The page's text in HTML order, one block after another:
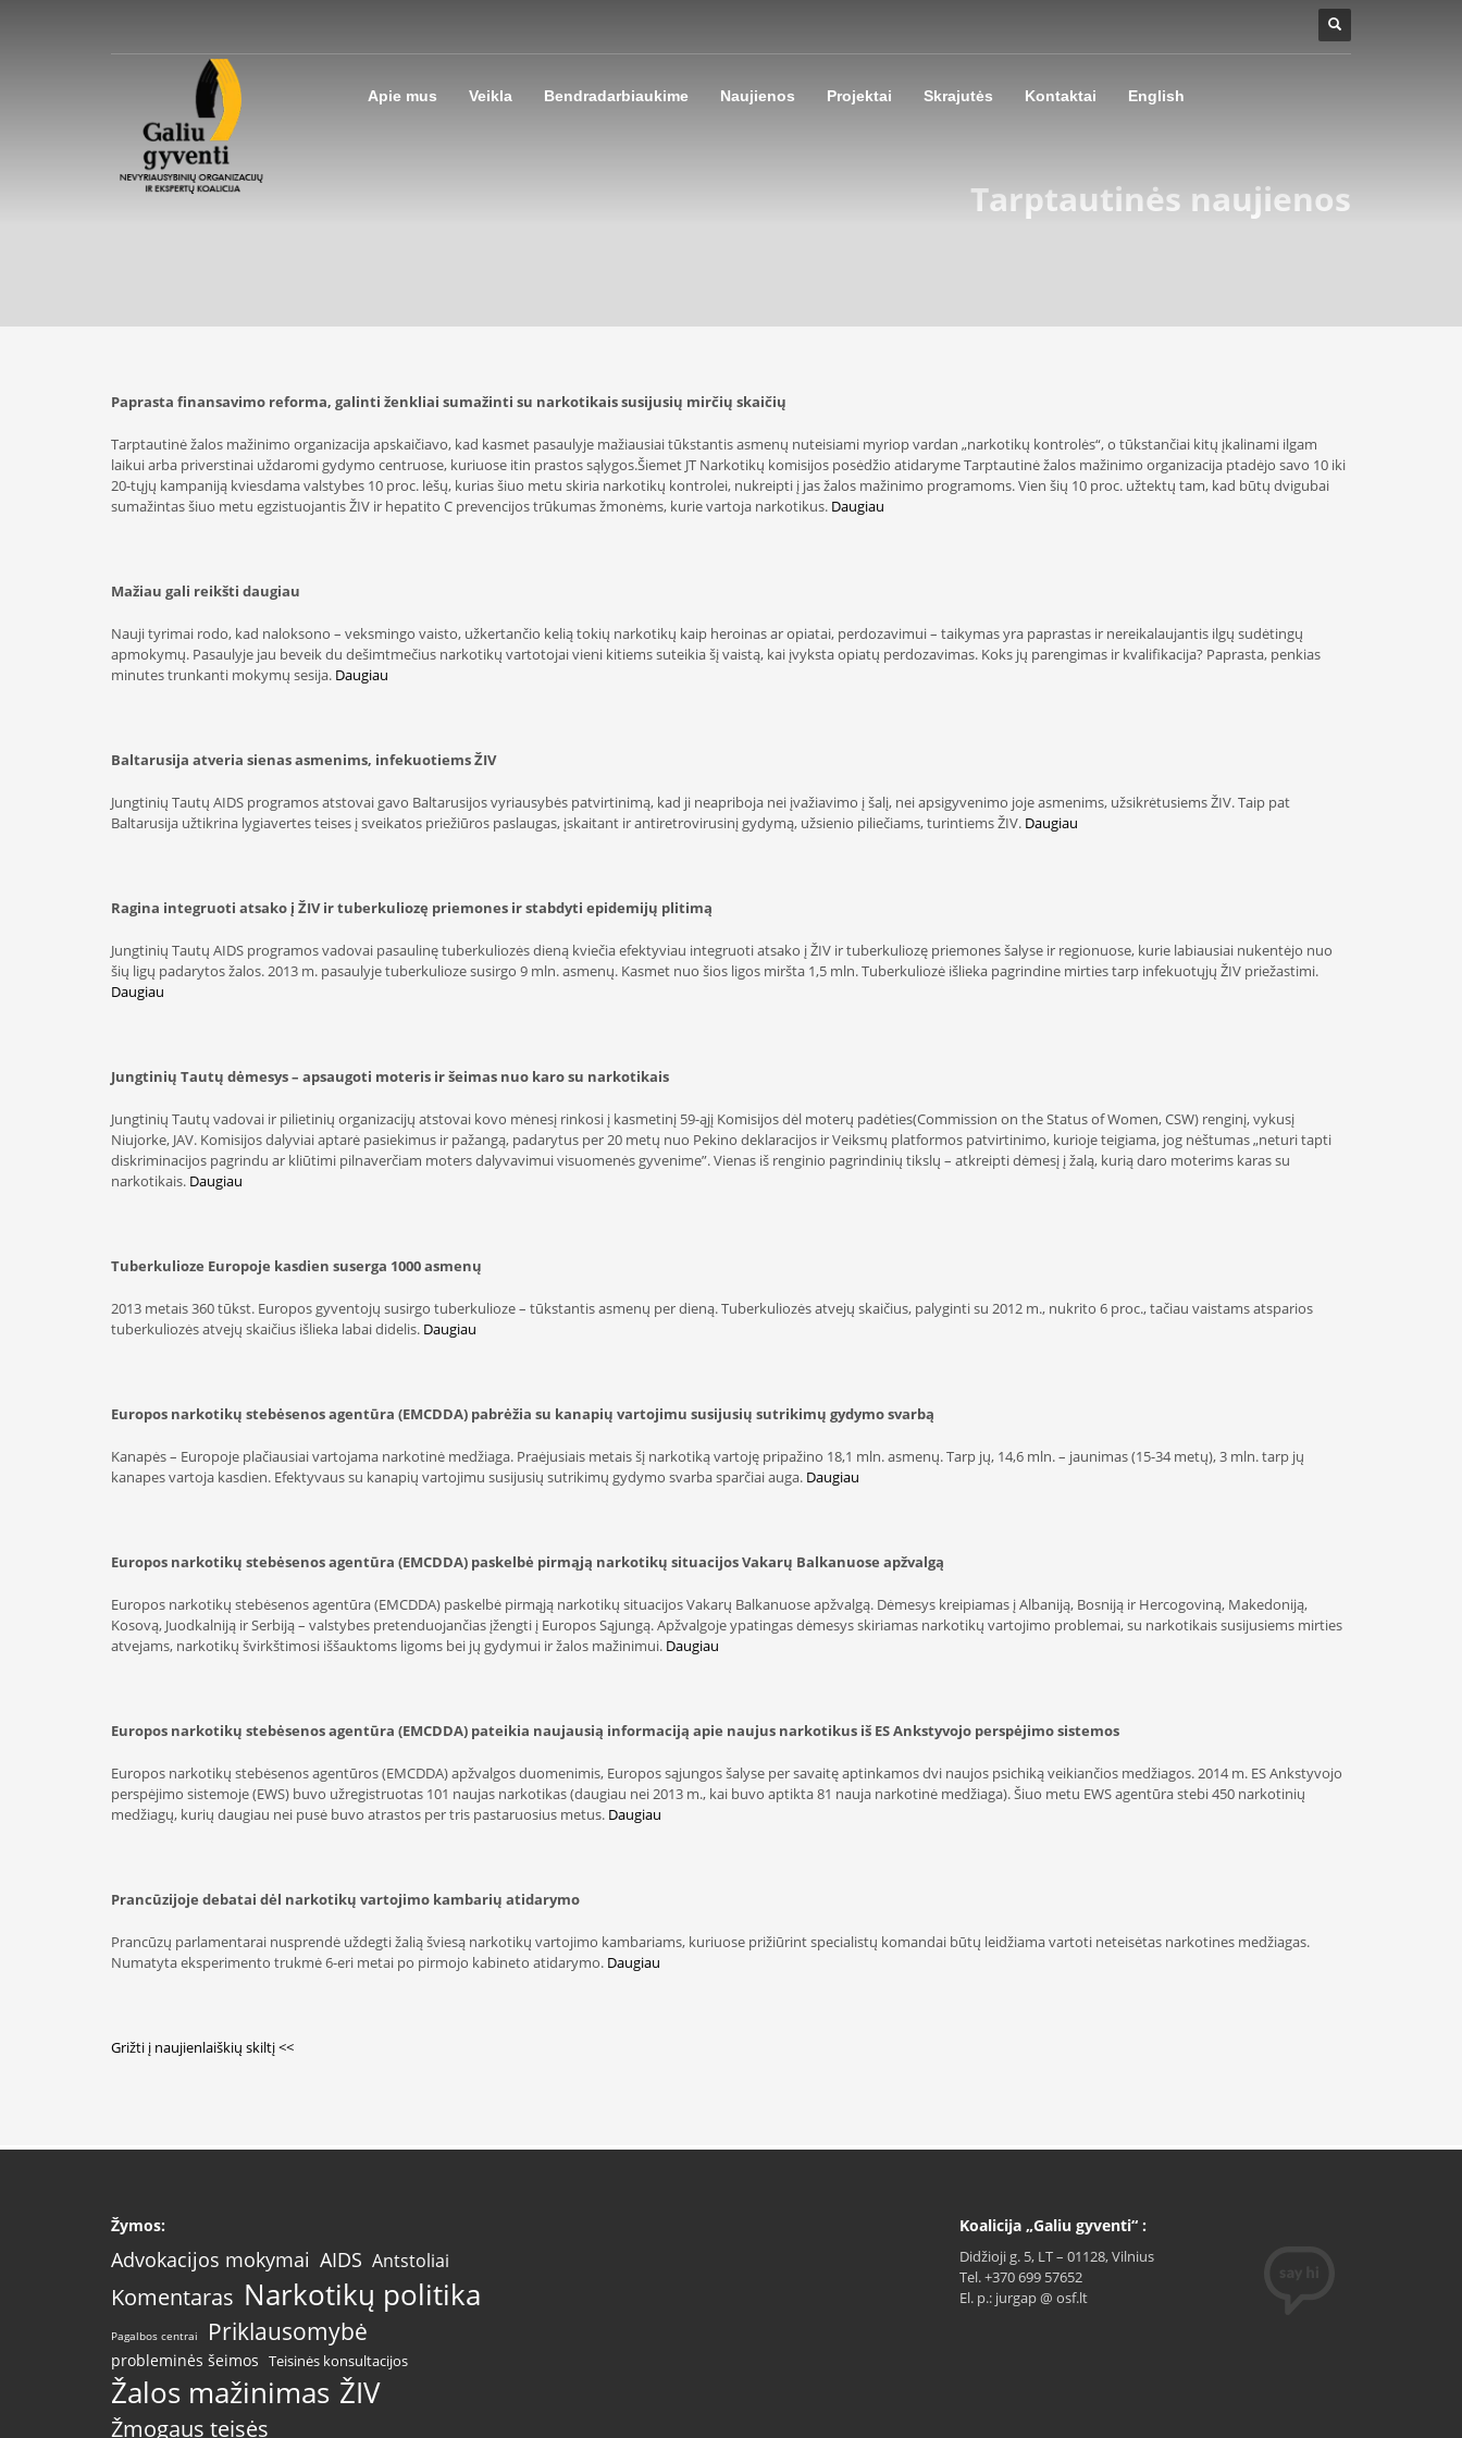
Apie mus Veikla Bendradarbiaukime Naujienos Projektai Skrajutės Kontaktai English
Tarptautinės naujienos
Paprasta finansavimo reforma, galinti ženkliai sumažinti su narkotikais susijusių mirčių skaičių
Tarptautinė žalos mažinimo organizacija apskaičiavo, kad kasmet pasaulyje mažiausiai tūkstantis asmenų nuteisiami myriop vardan „narkotikų kontrolės“, o tūkstančiai kitų įkalinami ilgam
laikui arba priverstinai uždaromi gydymo centruose, kuriuose itin prastos sąlygos.Šiemet JT Narkotikų komisijos posėdžio atidaryme Tarptautinė žalos mažinimo organizacija ptadėjo savo 10 iki
20-tųjų kampaniją kviesdama valstybes 10 proc. lėšų, kurias šiuo metu skiria narkotikų kontrolei, nukreipti į jas žalos mažinimo programoms. Vien šių 10 proc. užtektų tam, kad būtų dvigubai
sumažintas šiuo metu egzistuojantis ŽIV ir hepatito C prevencijos trūkumas žmonėms, kurie vartoja narkotikus. Daugiau
Mažiau gali reikšti daugiau
Nauji tyrimai rodo, kad naloksono – veksmingo vaisto, užkertančio kelią tokių narkotikų kaip heroinas ar opiatai, perdozavimui – taikymas yra paprastas ir nereikalaujantis ilgų sudėtingų
apmokymų. Pasaulyje jau beveik du dešimtmečius narkotikų vartotojai vieni kitiems suteikia šį vaistą, kai įvyksta opiatų perdozavimas. Koks jų parengimas ir kvalifikacija? Paprasta, penkias
minutes trunkanti mokymų sesija. Daugiau
Baltarusija atveria sienas asmenims, infekuotiems ŽIV
Jungtinių Tautų AIDS programos atstovai gavo Baltarusijos vyriausybės patvirtinimą, kad ji neapriboja nei įvažiavimo į šalį, nei apsigyvenimo joje asmenims, užsikrėtusiems ŽIV. Taip pat
Baltarusija užtikrina lygiavertes teises į sveikatos priežiūros paslaugas, įskaitant ir antiretrovirusinį gydymą, užsienio piliečiams, turintiems ŽIV. Daugiau
Ragina integruoti atsako į ŽIV ir tuberkuliozę priemones ir stabdyti epidemijų plitimą
Jungtinių Tautų AIDS programos vadovai pasaulinę tuberkuliozės dieną kviečia efektyviau integruoti atsako į ŽIV ir tuberkuliozę priemones šalyse ir regionuose, kurie labiausiai nukentėjo nuo
šių ligų padarytos žalos. 2013 m. pasaulyje tuberkulioze susirgo 9 mln. asmenų. Kasmet nuo šios ligos miršta 1,5 mln. Tuberkuliozė išlieka pagrindine mirties tarp infekuotųjų ŽIV priežastimi.
Daugiau
Jungtinių Tautų dėmesys – apsaugoti moteris ir šeimas nuo karo su narkotikais
Jungtinių Tautų vadovai ir pilietinių organizacijų atstovai kovo mėnesį rinkosi į kasmetinį 59-ąjį Komisijos dėl moterų padėties(Commission on the Status of Women, CSW) renginį, vykusį
Niujorke, JAV. Komisijos dalyviai aptarė pasiekimus ir pažangą, padarytus per 20 metų nuo Pekino deklaracijos ir Veiksmų platformos patvirtinimo, kurioje teigiama, jog nėštumas „neturi tapti
diskriminacijos pagrindu ar kliūtimi pilnaverčiam moters dalyvavimui visuomenės gyvenime”. Vienas iš renginio pagrindinių tikslų – atkreipti dėmesį į žalą, kurią daro moterims karas su
narkotikais. Daugiau
Tuberkulioze Europoje kasdien suserga 1000 asmenų
2013 metais 360 tūkst. Europos gyventojų susirgo tuberkulioze – tūkstantis asmenų per dieną. Tuberkuliozės atvejų skaičius, palyginti su 2012 m., nukrito 6 proc., tačiau vaistams atsparios
tuberkuliozės atvejų skaičius išlieka labai didelis. Daugiau
Europos narkotikų stebėsenos agentūra (EMCDDA) pabrėžia su kanapių vartojimu susijusių sutrikimų gydymo svarbą
Kanapės – Europoje plačiausiai vartojama narkotinė medžiaga. Praėjusiais metais šį narkotiką vartoję pripažino 18,1 mln. asmenų. Tarp jų, 14,6 mln. – jaunimas (15-34 metų), 3 mln. tarp jų
kanapes vartoja kasdien. Efektyvaus su kanapių vartojimu susijusių sutrikimų gydymo svarba sparčiai auga. Daugiau
Europos narkotikų stebėsenos agentūra (EMCDDA) paskelbė pirmąją narkotikų situacijos Vakarų Balkanuose apžvalgą
Europos narkotikų stebėsenos agentūra (EMCDDA) paskelbė pirmąją narkotikų situacijos Vakarų Balkanuose apžvalgą. Dėmesys kreipiamas į Albaniją, Bosniją ir Hercogoviną, Makedoniją,
Kosovą, Juodkalniją ir Serbiją – valstybes pretenduojančias įžengti į Europos Sąjungą. Apžvalgoje ypatingas dėmesys skiriamas narkotikų vartojimo problemai, su narkotikais susijusiems mirties
atvejams, narkotikų švirkštimosi iššauktoms ligoms bei jų gydymui ir žalos mažinimui. Daugiau
Europos narkotikų stebėsenos agentūra (EMCDDA) pateikia naujausią informaciją apie naujus narkotikus iš ES Ankstyvojo perspėjimo sistemos
Europos narkotikų stebėsenos agentūros (EMCDDA) apžvalgos duomenimis, Europos sąjungos šalyse per savaitę aptinkamos dvi naujos psichiką veikiančios medžiagos. 2014 m. ES Ankstyvojo
perspėjimo sistemoje (EWS) buvo užregistruotas 101 naujas narkotikas (daugiau nei 2013 m., kai buvo aptikta 81 nauja narkotinė medžiaga). Šiuo metu EWS agentūra stebi 450 narkotinių
medžiagų, kurių daugiau nei pusė buvo atrastos per tris pastaruosius metus. Daugiau
Prancūzijoje debatai dėl narkotikų vartojimo kambarių atidarymo
Prancūzų parlamentarai nusprendė uždegti žalią šviesą narkotikų vartojimo kambariams, kuriuose prižiūrint specialistų komandai būtų leidžiama vartoti neteisėtas narkotines medžiagas.
Numatyta eksperimento trukmė 6-eri metai po pirmojo kabineto atidarymo. Daugiau
Grižti į naujienlaiškių skiltį <<
Žymos:
Advokacijos mokymai AIDS Antstoliai
Komentaras Narkotikų politika
Pagalbos centrai Priklausomybė
probleminės šeimos Teisinės konsultacijos
Žalos mažinimas ŽIV
Žmogaus teisės
Koalicija „Galiu gyventi“ :
Didžioji g. 5, LT – 01128, Vilnius
Tel. +370 699 57652
El. p.: jurgap @ osf.lt